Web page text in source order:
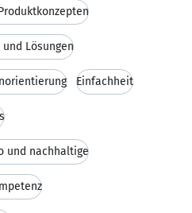
Lösungen
Einfachheit
und nachhaltige